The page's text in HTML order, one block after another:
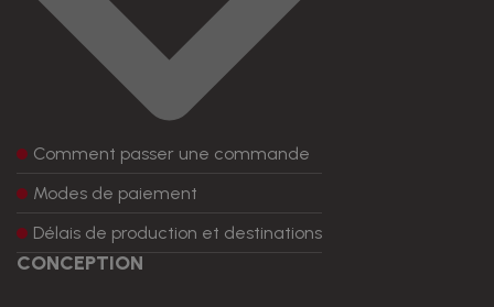
Comment passer une commande
Modes de paiement
Délais de production et destinations
CONCEPTION